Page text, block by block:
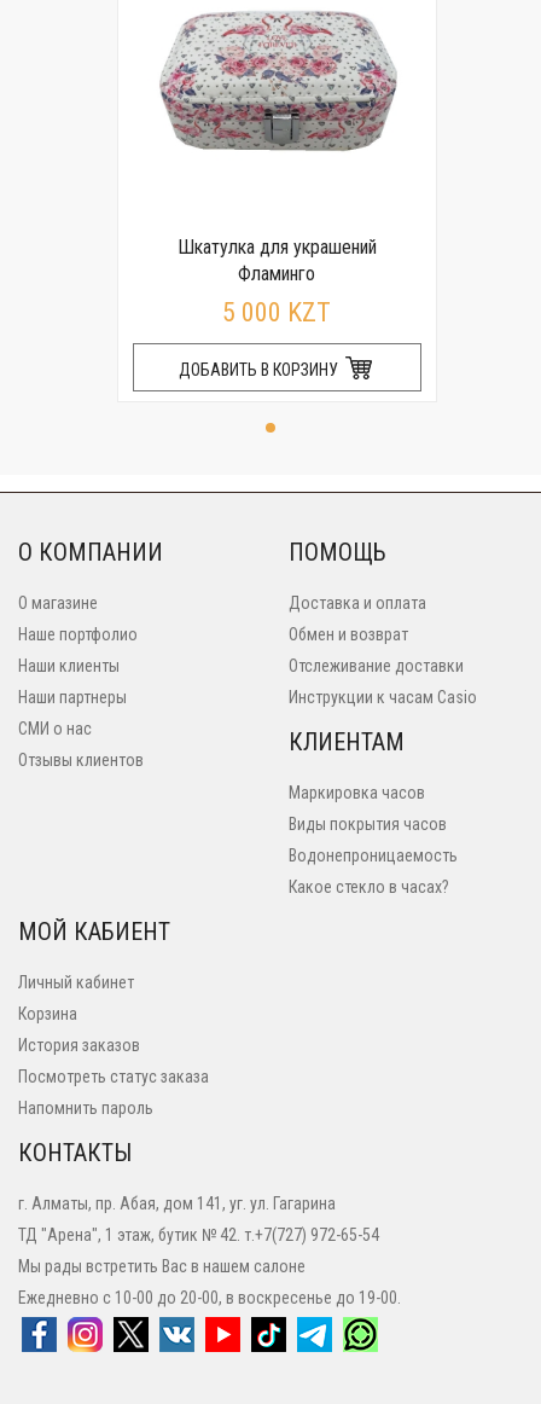
Шкатулка для украшений
Фламинго
5 000 KZT
ДОБАВИТЬ В КОРЗИНУ
О КОМПАНИИ
О магазине
Наше портфолио
Наши клиенты
Наши партнеры
СМИ о нас
Отзывы клиентов
ПОМОЩЬ
Доставка и оплата
Обмен и возврат
Отслеживание доставки
Инструкции к часам Casio
КЛИЕНТАМ
Маркировка часов
Виды покрытия часов
Водонепроницаемость
Какое стекло в часах?
МОЙ КАБИЕНТ
Личный кабинет
Корзина
История заказов
Посмотреть статус заказа
Напомнить пароль
КОНТАКТЫ
г. Алматы, пр. Абая, дом 141, уг. ул. Гагарина
ТД "Арена", 1 этаж, бутик № 42. т.+7(727) 972-65-54
Мы рады встретить Вас в нашем салоне
Ежедневно с 10-00 до 20-00, в воскресенье до 19-00.